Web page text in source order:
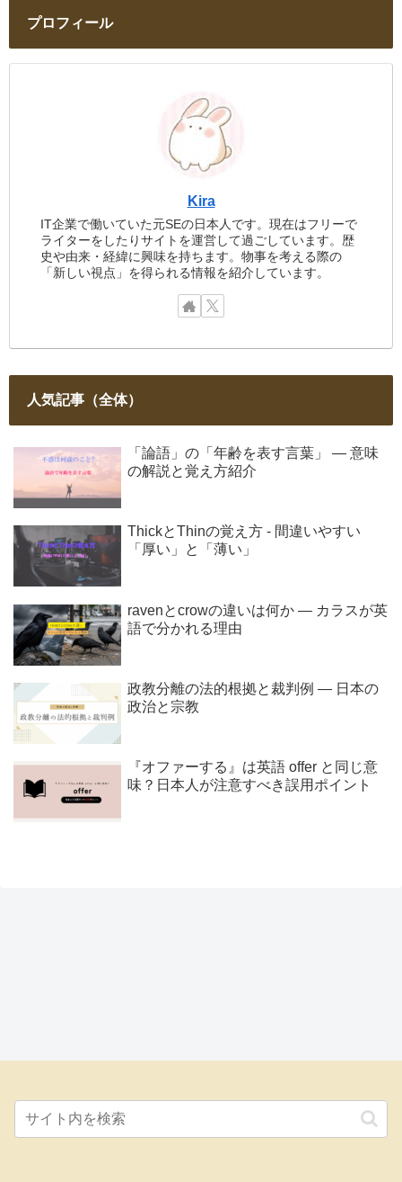
プロフィール
Kira
IT企業で働いていた元SEの日本人です。現在はフリーで
ライターをしたりサイトを運営して過ごしています。歴
史や由来・経緯に興味を持ちます。物事を考える際の
「新しい視点」を得られる情報を紹介しています。
人気記事（全体）
「論語」の「年齢を表す言葉」 ― 意味
の解説と覚え方紹介
ThickとThinの覚え方 - 間違いやすい
「厚い」と「薄い」
ravenとcrowの違いは何か ― カラスが英
語で分かれる理由
政教分離の法的根拠と裁判例 ― 日本の
政治と宗教
『オファーする』は英語 offer と同じ意
味？日本人が注意すべき誤用ポイント